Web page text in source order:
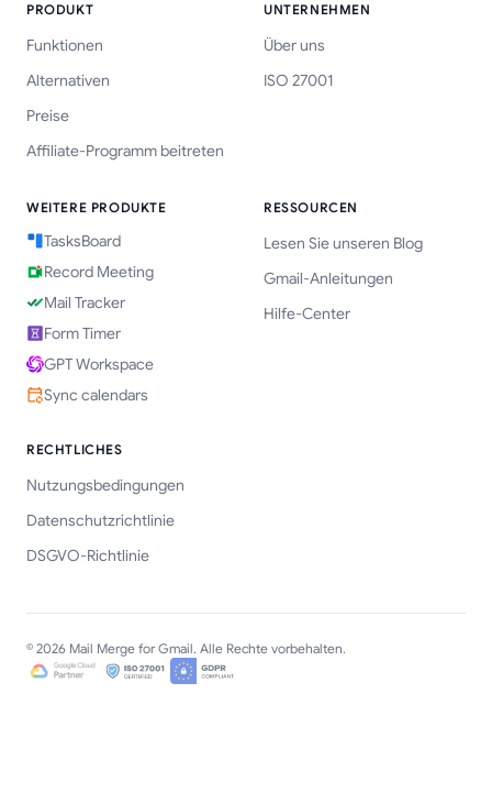
PRODUKT
Funktionen
Alternativen
Preise
Affiliate-Programm beitreten
UNTERNEHMEN
Über uns
ISO 27001
WEITERE PRODUKTE
TasksBoard
Record Meeting
Mail Tracker
Form Timer
GPT Workspace
Sync calendars
RESSOURCEN
Lesen Sie unseren Blog
Gmail-Anleitungen
Hilfe-Center
RECHTLICHES
Nutzungsbedingungen
Datenschutzrichtlinie
DSGVO-Richtlinie
© 2026 Mail Merge for Gmail. Alle Rechte vorbehalten.